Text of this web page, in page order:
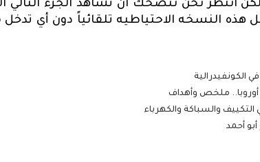
انتظر نحن ننصحك ان تشاهد الجزء التالي
النسخه الاحتياطيه تلقائياً دون أي
الكونفيدرالية
أوروبا.. ملخص وأهداف
والسباكة والكهرباء